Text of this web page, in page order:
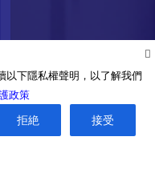
以下隱私權聲明，以了解我們
政策
拒絶 接受